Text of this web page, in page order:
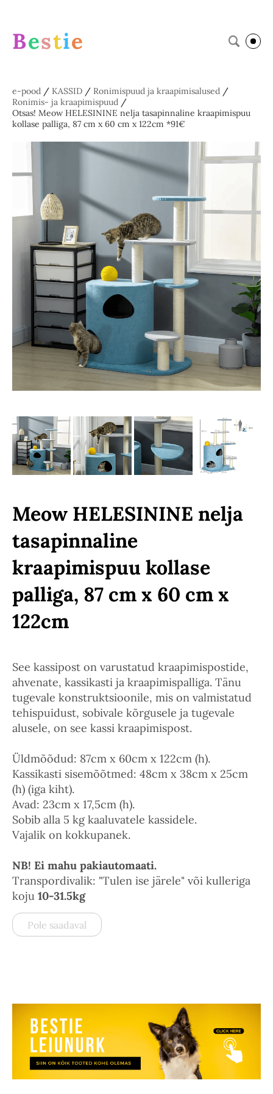
Bestie
e-pood / KASSID / Ronimispuud ja kraapimisalused /
Ronimis- ja kraapimispuud /
Otsas! Meow HELESININE nelja tasapinnaline kraapimispuu
kollase palliga, 87 cm x 60 cm x 122cm *91€
Meow HELESININE nelja
tasapinnaline
kraapimispuu kollase
palliga, 87 cm x 60 cm x
122cm
See kassipost on varustatud kraapimispostide,
ahvenate, kassikasti ja kraapimispalliga. Tänu
tugevale konstruktsioonile, mis on valmistatud
tehispuidust, sobivale kõrgusele ja tugevale
alusele, on see kassi kraapimispost.
Üldmõõdud: 87cm x 60cm x 122cm (h).
Kassikasti sisemõõtmed: 48cm x 38cm x 25cm
(h) (iga kiht).
Avad: 23cm x 17,5cm (h).
Sobib alla 5 kg kaaluvatele kassidele.
Vajalik on kokkupanek.
NB! Ei mahu pakiautomaati.
Transpordivalik: "Tulen ise järele" või kulleriga
koju 10-31.5kg
Pole saadaval